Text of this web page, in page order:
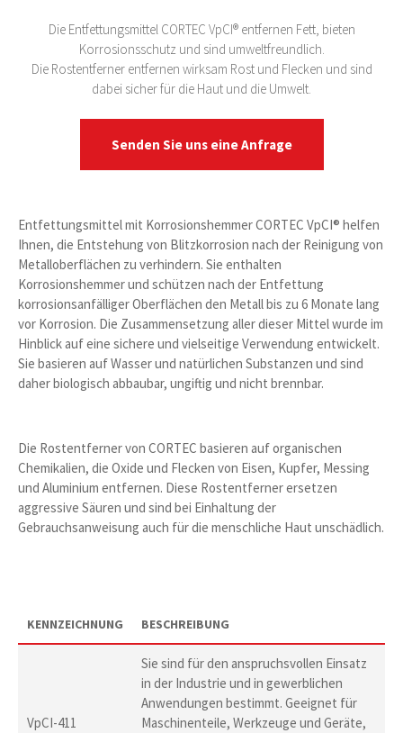
Die Entfettungsmittel CORTEC VpCI® entfernen Fett, bieten
Korrosionsschutz und sind umweltfreundlich.
Die Rostentferner entfernen wirksam Rost und Flecken und sind
dabei sicher für die Haut und die Umwelt.
Senden Sie uns eine Anfrage
Entfettungsmittel mit Korrosionshemmer CORTEC VpCI® helfen
Ihnen, die Entstehung von Blitzkorrosion nach der Reinigung von
Metalloberflächen zu verhindern. Sie enthalten
Korrosionshemmer und schützen nach der Entfettung
korrosionsanfälliger Oberflächen den Metall bis zu 6 Monate lang
vor Korrosion. Die Zusammensetzung aller dieser Mittel wurde im
Hinblick auf eine sichere und vielseitige Verwendung entwickelt.
Sie basieren auf Wasser und natürlichen Substanzen und sind
daher biologisch abbaubar, ungiftig und nicht brennbar.
Die Rostentferner von CORTEC basieren auf organischen
Chemikalien, die Oxide und Flecken von Eisen, Kupfer, Messing
und Aluminium entfernen. Diese Rostentferner ersetzen
aggressive Säuren und sind bei Einhaltung der
Gebrauchsanweisung auch für die menschliche Haut unschädlich.
KENNZEICHNUNG BESCHREIBUNG
VpCI-411
Sie sind für den anspruchsvollen Einsatz
in der Industrie und in gewerblichen
Anwendungen bestimmt. Geeignet für
Maschinenteile, Werkzeuge und Geräte,